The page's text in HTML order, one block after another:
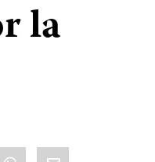
la
WhatsApp
Email